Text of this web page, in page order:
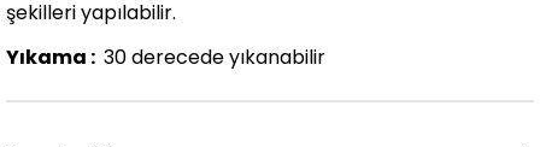
şekilleri yapılabilir.
Yıkama : 30 derecede yıkanabilir